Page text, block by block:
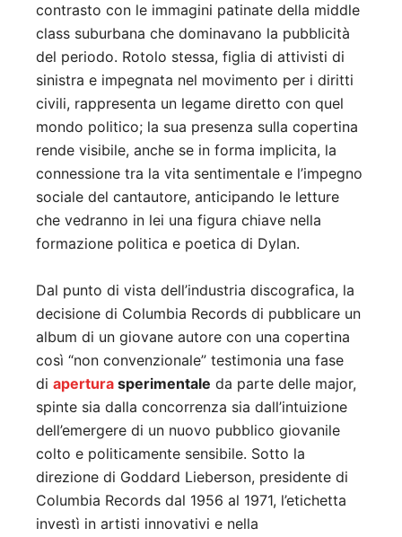
contrasto con le immagini patinate della middle
class suburbana che dominavano la pubblicità
del periodo. Rotolo stessa, figlia di attivisti di
sinistra e impegnata nel movimento per i diritti
civili, rappresenta un legame diretto con quel
mondo politico; la sua presenza sulla copertina
rende visibile, anche se in forma implicita, la
connessione tra la vita sentimentale e l’impegno
sociale del cantautore, anticipando le letture
che vedranno in lei una figura chiave nella
formazione politica e poetica di Dylan.
Dal punto di vista dell’industria discografica, la
decisione di Columbia Records di pubblicare un
album di un giovane autore con una copertina
così “non convenzionale” testimonia una fase
di apertura sperimentale da parte delle major,
spinte sia dalla concorrenza sia dall’intuizione
dell’emergere di un nuovo pubblico giovanile
colto e politicamente sensibile. Sotto la
direzione di Goddard Lieberson, presidente di
Columbia Records dal 1956 al 1971, l’etichetta
investì in artisti innovativi e nella